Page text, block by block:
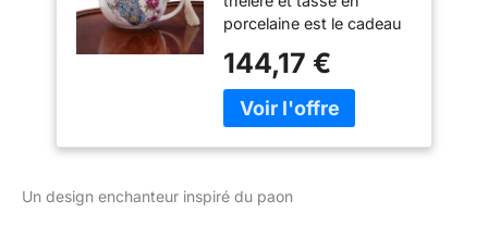
tasse - Élégant
Motif paon avec
poignée Théière
délicate Tassel sur
une excellente
Décoration -
Comprend le
décoratif
porcelaine est le cadeau
de thé. Livré avec théière
et couvercle et grande
tasse à thé. Le design
Livré dans une boîte
144,17 €
Un design enchanteur inspiré du paon